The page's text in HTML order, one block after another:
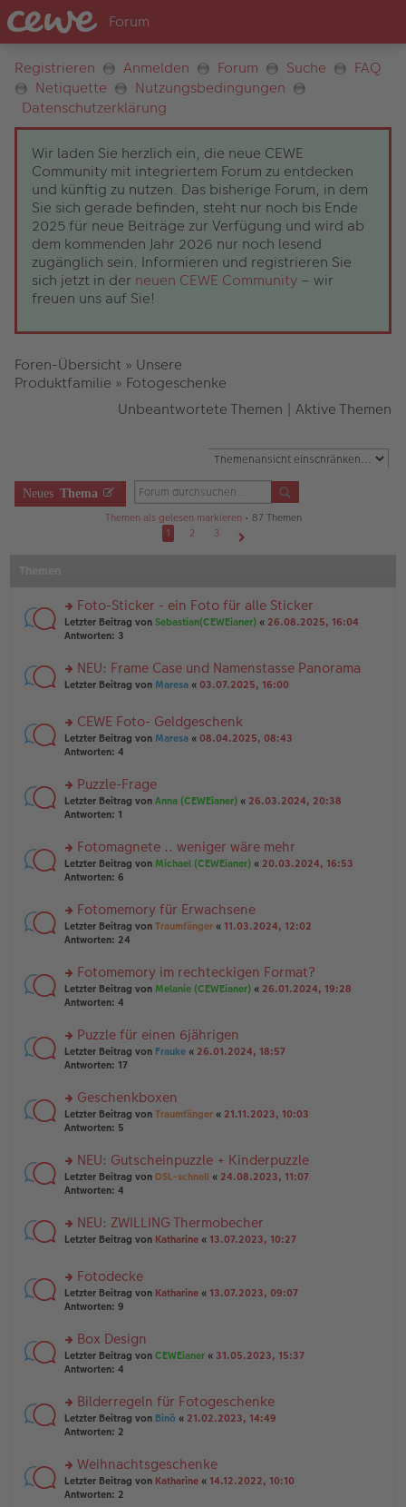
Registrieren Anmelden Forum Suche
FAQ
Netiquette
Nutzungsbedingungen
Datenschutzerklärung
Wir laden Sie herzlich ein, die neue CEWE
Community mit integriertem Forum zu entdecken
und künftig zu nutzen. Das bisherige Forum, in dem
Sie sich gerade befinden, steht nur noch bis Ende
2025 für neue Beiträge zur Verfügung und wird ab
dem kommenden Jahr 2026 nur noch lesend
zugänglich sein. Informieren und registrieren Sie
sich jetzt in der neuen CEWE Community – wir
freuen uns auf Sie!
Foren-Übersicht » Unsere
Produktfamilie » Fotogeschenke
Unbeantwortete Themen | Aktive Themen
Neues Thema
Themen als gelesen markieren• 87 Themen
1
2
3
rs
te
n
g
es
e
n
er
ei
tr
a
Foto-Sticker - ein Foto für alle Sticker
Letzter Beitrag von Sebastian(CEWEianer) « 26.08.2025, 16:04
Antworten: 3
rs
u
n
g
es
e
n
er
ei
tr
a
NEU: Frame Case und Namenstasse Panorama
Letzter Beitrag von Maresa « 03.07.2025, 16:00
rs
te
n
g
el
e
n
er
tr
a
g
CEWE Foto- Geldgeschenk
Letzter Beitrag von Maresa « 08.04.2025, 08:43
Antworten: 4
rs
te
n
g
el
e
n
er
tr
a
g
Puzzle-Frage
Letzter Beitrag von Anna (CEWEianer) « 26.03.2024, 20:38
Antworten: 1
rs
te
n
g
el
e
n
er
tr
a
g
Fotomagnete .. weniger wäre mehr
Letzter Beitrag von Michael (CEWEianer) « 20.03.2024, 16:53
Antworten: 6
rs
te
n
g
el
e
n
er
tr
a
g
Fotomemory für Erwachsene
Letzter Beitrag von Traumfänger « 11.03.2024, 12:02
Antworten: 24
rs
te
n
g
el
e
n
er
tr
a
g
Fotomemory im rechteckigen Format?
Letzter Beitrag von Melanie (CEWEianer) « 26.01.2024, 19:28
Antworten: 4
rs
te
n
g
el
e
n
er
tr
a
Puzzle für einen 6jährigen
Letzter Beitrag von Frauke « 26.01.2024, 18:57
Antworten: 17
rs
te
n
g
el
e
n
ei
tr
a
Geschenkboxen
Letzter Beitrag von Traumfänger « 21.11.2023, 10:03
Antworten: 5
rs
te
n
g
es
e
n
er
ei
tr
a
NEU: Gutscheinpuzzle + Kinderpuzzle
Letzter Beitrag von DSL-schnell « 24.08.2023, 11:07
Antworten: 4
rs
u
n
g
es
e
n
er
ei
tr
a
NEU: ZWILLING Thermobecher
Letzter Beitrag von Katharine « 13.07.2023, 10:27
rs
te
n
g
el
e
n
er
tr
a
g
Fotodecke
Letzter Beitrag von Katharine « 13.07.2023, 09:07
Antworten: 9
rs
te
n
g
el
e
n
er
Box Design
Letzter Beitrag von CEWEianer « 31.05.2023, 15:37
Antworten: 4
rs
te
n
g
el
Bilderregeln für Fotogeschenke
Letzter Beitrag von Binö « 21.02.2023, 14:49
Antworten: 2
rs
te
Weihnachtsgeschenke
Letzter Beitrag von Katharine « 14.12.2022, 10:10
Antworten: 2